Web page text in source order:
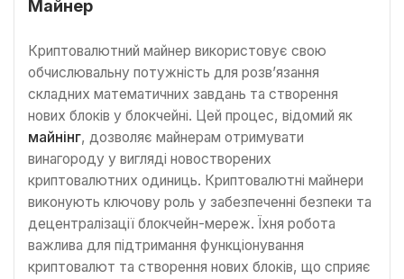
Майнер
Криптовалютний майнер використовує свою
обчислювальну потужність для розв’язання
складних математичних завдань та створення
нових блоків у блокчейні. Цей процес, відомий як
майнінг, дозволяє майнерам отримувати
винагороду у вигляді новостворених
криптовалютних одиниць. Криптовалютні майнери
виконують ключову роль у забезпеченні безпеки та
децентралізації блокчейн-мереж. Їхня робота
важлива для підтримання функціонування
криптовалют та створення нових блоків, що сприяє